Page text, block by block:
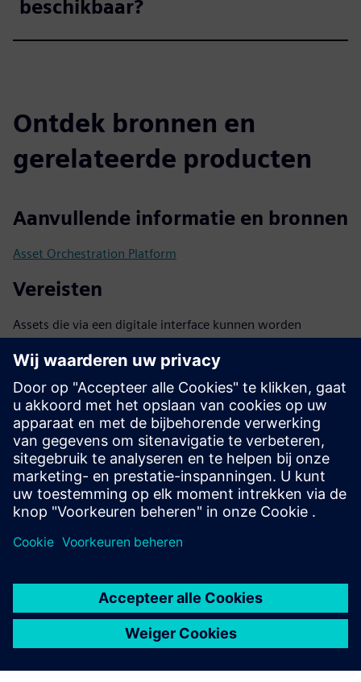
beschikbaar?
Ontdek bronnen en
gerelateerde producten
Aanvullende informatie en bronnen
Asset Orchestration Platform
Vereisten
Assets die via een digitale interface kunnen worden
Ideaal gemodelleerd met Asset Administration Shell (IEC
63278)
Andere communicatieprotocollen zoals OPC UA, MQTT of
Modbus kunnen worden geïntegreerd
Compatibele controller: Siemens SIMATIC S7 Open
Controller CPU1515SP PC3
Compatibele Controller: Bosch Rexroth CtrlX X5 of X7